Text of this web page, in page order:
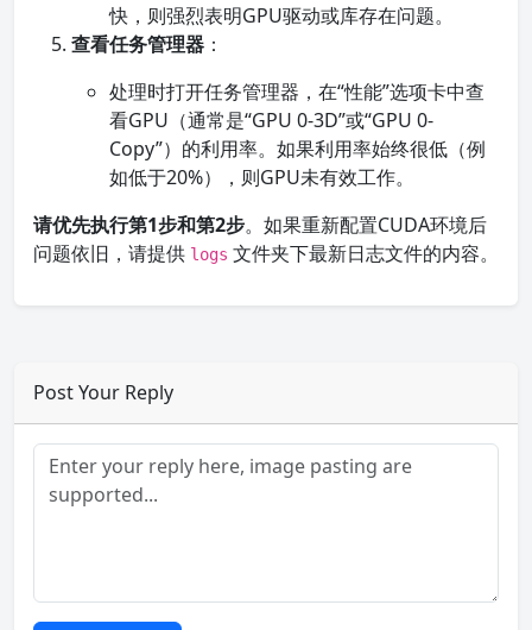
快，则强烈表明GPU驱动或库存在问题。
查看任务管理器 ：
处理时打开任务管理器，在“性能”选项卡中查
看GPU（通常是“GPU 0-3D”或“GPU 0-
Copy”）的利用率。如果利用率始终很低（例
如低于20%），则GPU未有效工作。
请优先执行第1步和第2步。如果重新配置CUDA环境后
问题依旧，请提供 logs 文件夹下最新日志文件的内容。
Post Your Reply